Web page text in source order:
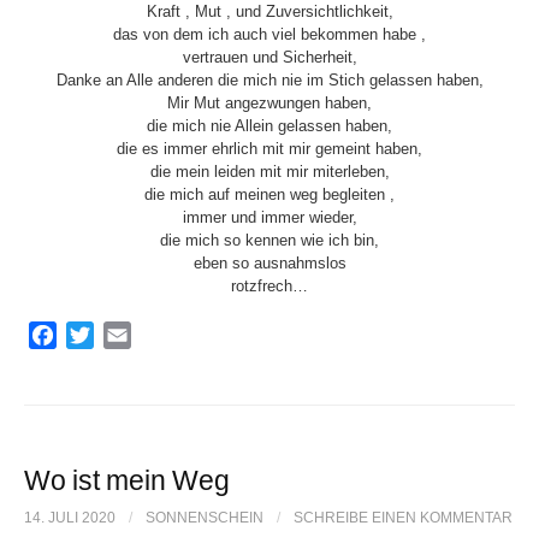
Kraft , Mut , und Zuversichtlichkeit,
das von dem ich auch viel bekommen habe ,
vertrauen und Sicherheit,
Danke an Alle anderen die mich nie im Stich gelassen haben,
Mir Mut angezwungen haben,
die mich nie Allein gelassen haben,
die es immer ehrlich mit mir gemeint haben,
die mein leiden mit mir miterleben,
die mich auf meinen weg begleiten ,
immer und immer wieder,
die mich so kennen wie ich bin,
eben so ausnahmslos
rotzfrech…
o
k
e
Wo ist mein Weg
14. JULI 2020 / SONNENSCHEIN / SCHREIBE EINEN KOMMENTAR